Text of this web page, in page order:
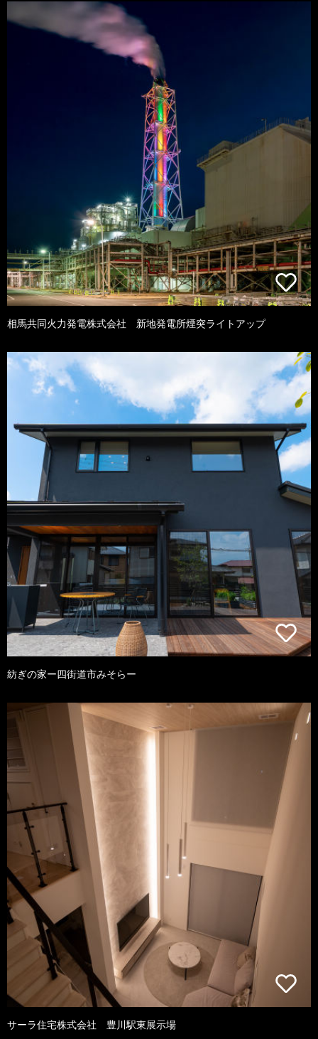
相馬共同火力発電株式会社 新地発電所煙突ライトアップ
紡ぎの家ー四街道市みそらー
サーラ住宅株式会社 豊川駅東展示場